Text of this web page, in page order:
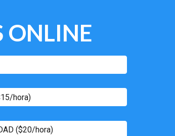
ONLINE
hora)
($20/hora)